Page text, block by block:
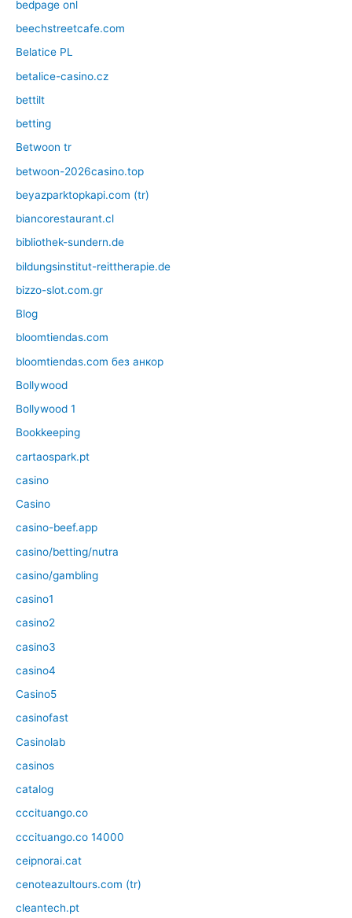
bedpage onl
beechstreetcafe.com
Belatice PL
betalice-casino.cz
bettilt
betting
Betwoon tr
betwoon-2026casino.top
beyazparktopkapi.com (tr)
biancorestaurant.cl
bibliothek-sundern.de
bildungsinstitut-reittherapie.de
bizzo-slot.com.gr
Blog
bloomtiendas.com
bloomtiendas.com без анкор
Bollywood
Bollywood 1
Bookkeeping
cartaospark.pt
casino
Casino
casino-beef.app
casino/betting/nutra
casino/gambling
casino1
casino2
casino3
casino4
Casino5
casinofast
Casinolab
casinos
catalog
cccituango.co
cccituango.co 14000
ceipnorai.cat
cenoteazultours.com (tr)
cleantech.pt